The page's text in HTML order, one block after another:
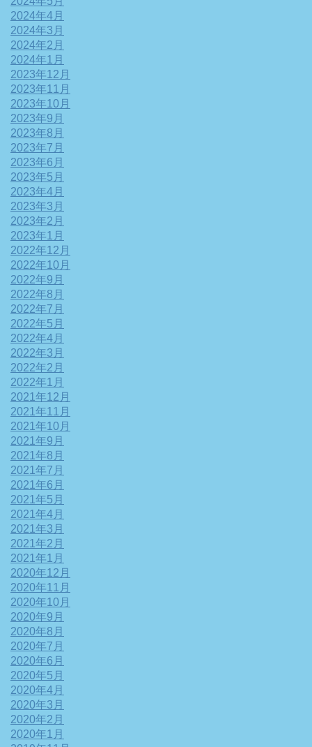
2024年4月
2024年3月
2024年2月
2024年1月
2023年12月
2023年11月
2023年10月
2023年9月
2023年8月
2023年7月
2023年6月
2023年5月
2023年4月
2023年3月
2023年2月
2023年1月
2022年12月
2022年10月
2022年9月
2022年8月
2022年7月
2022年5月
2022年4月
2022年3月
2022年2月
2022年1月
2021年12月
2021年11月
2021年10月
2021年9月
2021年8月
2021年7月
2021年6月
2021年5月
2021年4月
2021年3月
2021年2月
2021年1月
2020年12月
2020年11月
2020年10月
2020年9月
2020年8月
2020年7月
2020年6月
2020年5月
2020年4月
2020年3月
2020年2月
2020年1月